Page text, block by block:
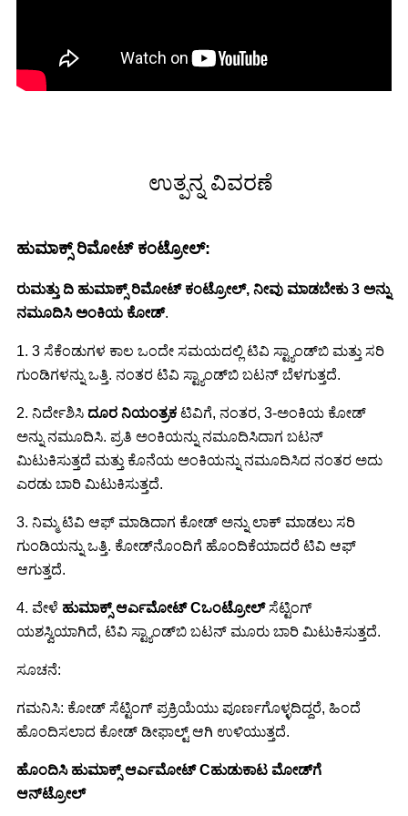
ಉತ್ಪನ್ನ ವಿವರಣೆ
ಹುಮಾಕ್ಸ್ ರಿಮೋಟ್ ಕಂಟ್ರೋಲ್:
ರುಮತ್ತು ದಿ ಹುಮಾಕ್ಸ್ ರಿಮೋಟ್ ಕಂಟ್ರೋಲ್, ನೀವು ಮಾಡಬೇಕು3 ಅನ್ನು
ನಮೂದಿಸಿ ಅಂಕಿಯ ಕೋಡ್.
1. 3 ಸೆಕೆಂಡುಗಳ ಕಾಲ ಒಂದೇ ಸಮಯದಲ್ಲಿ ಟಿವಿ ಸ್ಟ್ಯಾಂಡ್‌ಬಿ ಮತ್ತು ಸರಿ
ಗುಂಡಿಗಳನ್ನು ಒತ್ತಿ. ನಂತರ ಟಿವಿ ಸ್ಟ್ಯಾಂಡ್‌ಬಿ ಬಟನ್ ಬೆಳಗುತ್ತದೆ.
2. ನಿರ್ದೇಶಿಸಿ ದೂರ ನಿಯಂತ್ರಕ ಟಿವಿಗೆ, ನಂತರ, 3-ಅಂಕಿಯ ಕೋಡ್
ಅನ್ನು ನಮೂದಿಸಿ. ಪ್ರತಿ ಅಂಕಿಯನ್ನು ನಮೂದಿಸಿದಾಗ ಬಟನ್
ಮಿಟುಕಿಸುತ್ತದೆ ಮತ್ತು ಕೊನೆಯ ಅಂಕಿಯನ್ನು ನಮೂದಿಸಿದ ನಂತರ ಅದು
ಎರಡು ಬಾರಿ ಮಿಟುಕಿಸುತ್ತದೆ.
3. ನಿಮ್ಮ ಟಿವಿ ಆಫ್ ಮಾಡಿದಾಗ ಕೋಡ್ ಅನ್ನು ಲಾಕ್ ಮಾಡಲು ಸರಿ
ಗುಂಡಿಯನ್ನು ಒತ್ತಿ. ಕೋಡ್‌ನೊಂದಿಗೆ ಹೊಂದಿಕೆಯಾದರೆ ಟಿವಿ ಆಫ್
ಆಗುತ್ತದೆ.
4. ವೇಳೆ ಹುಮಾಕ್ಸ್ ಆರ್ಎಮೋಟ್Cಒಂಟ್ರೋಲ್ಸೆಟ್ಟಿಂಗ್
ಯಶಸ್ವಿಯಾಗಿದೆ, ಟಿವಿ ಸ್ಟ್ಯಾಂಡ್‌ಬಿ ಬಟನ್ ಮೂರು ಬಾರಿ ಮಿಟುಕಿಸುತ್ತದೆ.
ಸೂಚನೆ:
ಗಮನಿಸಿ: ಕೋಡ್ ಸೆಟ್ಟಿಂಗ್ ಪ್ರಕ್ರಿಯೆಯು ಪೂರ್ಣಗೊಳ್ಳದಿದ್ದರೆ, ಹಿಂದೆ
ಹೊಂದಿಸಲಾದ ಕೋಡ್ ಡೀಫಾಲ್ಟ್ ಆಗಿ ಉಳಿಯುತ್ತದೆ.
ಹೊಂದಿಸಿಹುಮಾಕ್ಸ್ ಆರ್ಎಮೋಟ್Cಹುಡುಕಾಟ ಮೋಡ್‌ಗೆ
ಆನ್‌ಟ್ರೋಲ್